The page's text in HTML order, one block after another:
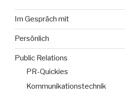
Im Gespräch mit
Persönlich
Public Relations
PR-Quickies
Kommunikationstechnik